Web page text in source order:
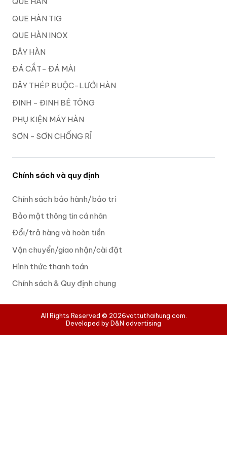
QUE HÀN TIG
QUE HÀN INOX
DÂY HÀN
ĐÁ CẮT- ĐÁ MÀI
DÂY THÉP BUỘC-LƯỚI HÀN
ĐINH - ĐINH BÊ TÔNG
PHỤ KIỆN MÁY HÀN
SƠN - SƠN CHỐNG RỈ
Chính sách và quy định
Chính sách bảo hành/bảo trì
Bảo mật thông tin cá nhân
Đổi/trả hàng và hoàn tiền
Vận chuyển/giao nhận/cài đặt
Hình thức thanh toán
Chính sách & Quy định chung
All Rights Reserved © 2026vattuthaihung.com.
Developed by D&N advertising